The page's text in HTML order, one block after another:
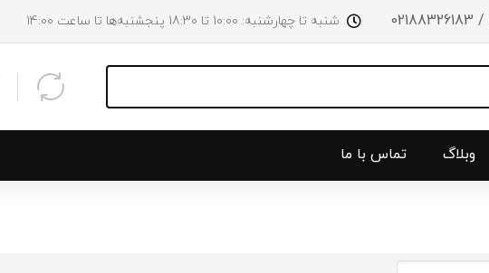
شنبه تا چهارشنبه: 10:00 تا 18:30 پنجشنبه‌‌ها تا ساعت 14:00
وبلاگ تماس با ما